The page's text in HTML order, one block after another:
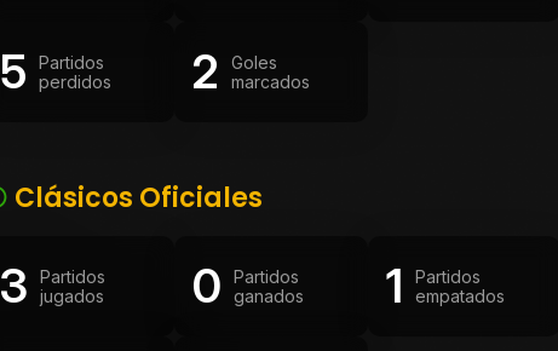
5
Partidos
perdidos
2
Goles
marcados
Clásicos Oficiales
3
Partidos
jugados
0
Partidos
ganados
1
Partidos
empatados